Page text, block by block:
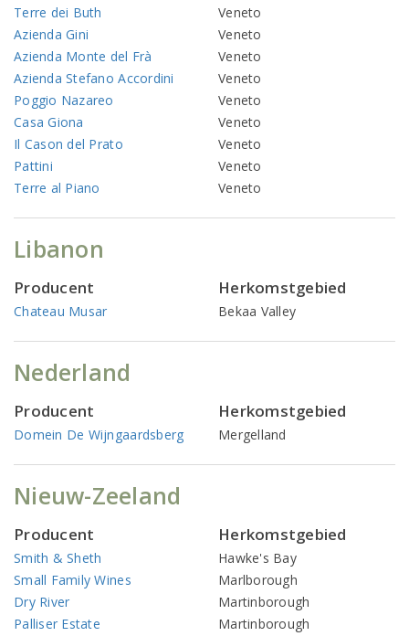
Terre dei Buth
Veneto
Azienda Gini
Veneto
Azienda Monte del Frà
Veneto
Azienda Stefano Accordini
Veneto
Poggio Nazareo
Veneto
Casa Giona
Veneto
Il Cason del Prato
Veneto
Pattini
Veneto
Terre al Piano
Veneto
Libanon
Producent Herkomstgebied
Chateau Musar Bekaa Valley
Nederland
Producent Herkomstgebied
Domein De Wijngaardsberg Mergelland
Nieuw-Zeeland
Producent Herkomstgebied
Smith & Sheth
Hawke's Bay
Small Family Wines
Marlborough
Dry River
Martinborough
Palliser Estate
Martinborough